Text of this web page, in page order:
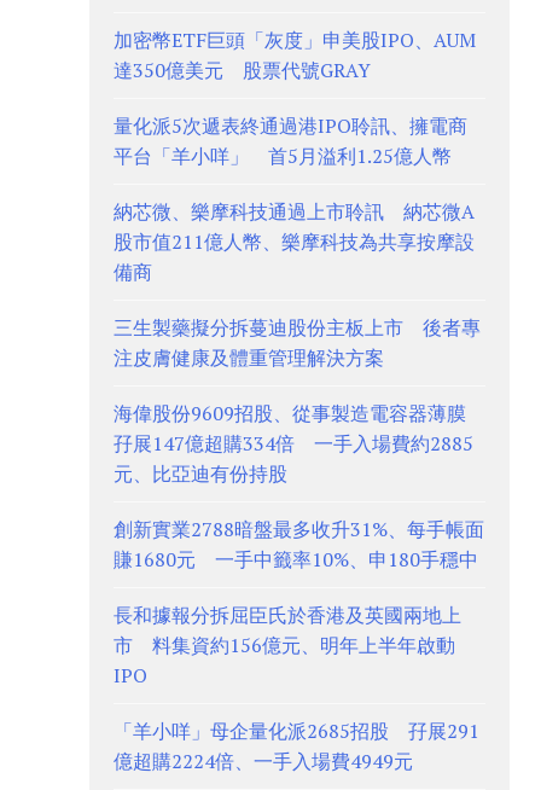
加密幣ETF巨頭「灰度」申美股IPO、AUM
達350億美元 股票代號GRAY
量化派5次遞表終通過港IPO聆訊、擁電商
平台「羊小咩」 首5月溢利1.25億人幣
納芯微、樂摩科技通過上市聆訊 納芯微A
股市值211億人幣、樂摩科技為共享按摩設
備商
三生製藥擬分拆蔓迪股份主板上市 後者專
注皮膚健康及體重管理解決方案
海偉股份9609招股、從事製造電容器薄膜
孖展147億超購334倍 一手入場費約2885
元、比亞迪有份持股
創新實業2788暗盤最多收升31%、每手帳面
賺1680元 一手中籤率10%、申180手穩中
長和據報分拆屈臣氏於香港及英國兩地上
市 料集資約156億元、明年上半年啟動
IPO
「羊小咩」母企量化派2685招股 孖展291
億超購2224倍、一手入場費4949元